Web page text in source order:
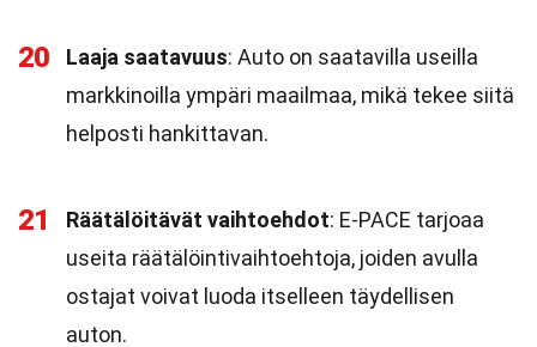
20 Laaja saatavuus: Auto on saatavilla useilla
markkinoilla ympäri maailmaa, mikä tekee siitä
helposti hankittavan.
21 Räätälöitävät vaihtoehdot: E-PACE tarjoaa
useita räätälöintivaihtoehtoja, joiden avulla
ostajat voivat luoda itselleen täydellisen
auton.